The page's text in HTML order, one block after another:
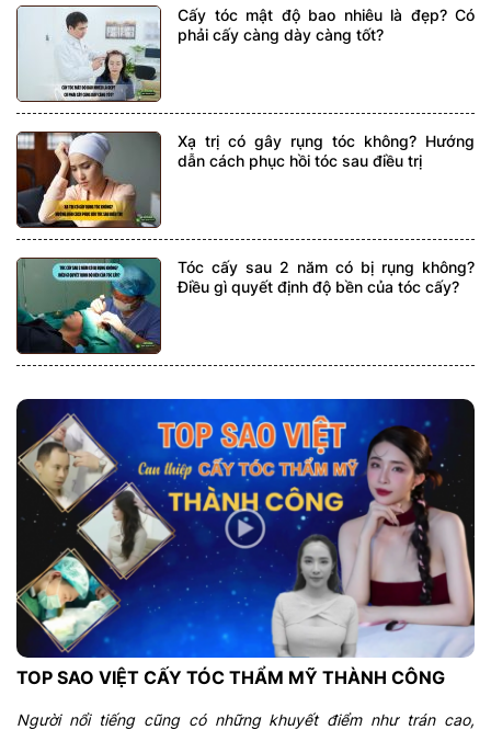
Cấy tóc mật độ bao nhiêu là đẹp? Có
phải cấy càng dày càng tốt?
Xạ trị có gây rụng tóc không? Hướng
dẫn cách phục hồi tóc sau điều trị
Tóc cấy sau 2 năm có bị rụng không?
Điều gì quyết định độ bền của tóc cấy?
TOP SAO VIỆT CẤY TÓC THẨM MỸ THÀNH CÔNG
Người nổi tiếng cũng có những khuyết điểm như trán cao,